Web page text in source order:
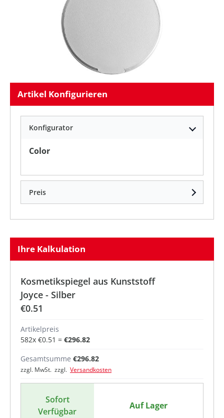
Artikel Konfigurieren
Konfigurator
Colorauswählen
Preis
Ihre Kalkulation
Kosmetikspiegel aus Kunststoff
Joyce - Silber
€0.51
Artikelpreis
582x €0.51 = €296.82
Gesamtsumme €296.82
zzgl. MwSt. zzgl. Versandkosten
Sofort
Verfügbar
Auf Lager